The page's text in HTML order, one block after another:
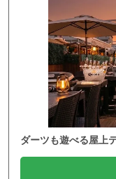
ダーツも遊べる屋上